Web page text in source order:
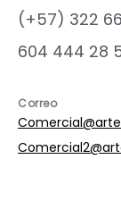
(+57) 322
604 444 28
Correo